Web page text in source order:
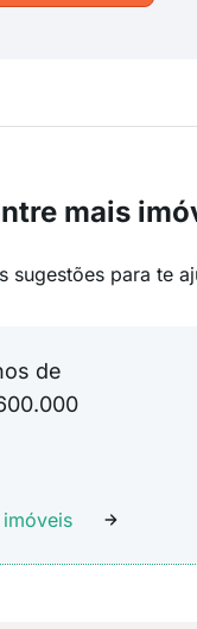
mais
sugestões para te
de
imóveis